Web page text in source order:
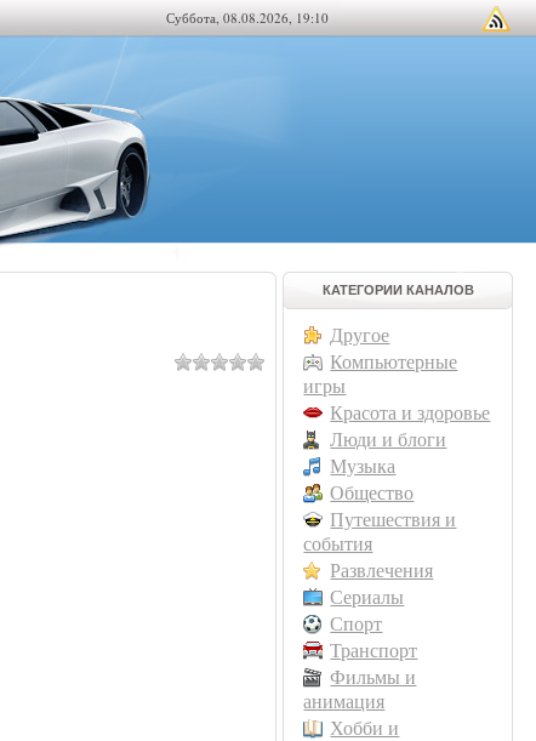
Суббота, 08.08.2026, 19:10
КАТЕГОРИИ КАНАЛОВ
Другое
Компьютерные
игры
Красота и здоровье
Люди и блоги
Музыка
Общество
Путешествия и
события
Развлечения
Сериалы
Спорт
Транспорт
Фильмы и
анимация
Хобби и